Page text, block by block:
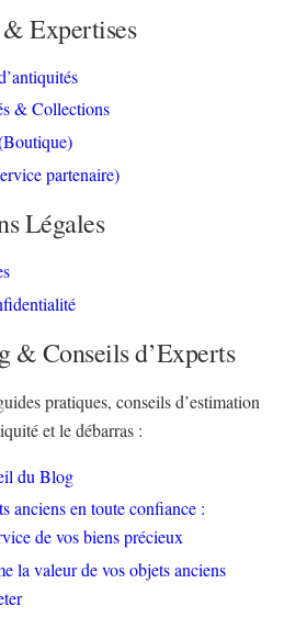
Expertises
& Collections
partenaire)
Légales
& Conseils d’Experts
pratiques, conseils d’estimation
et le débarras :
du Blog
anciens en toute confiance :
de vos biens précieux
la valeur de vos objets anciens